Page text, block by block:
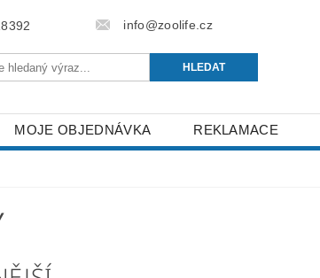
info@zoolife.cz
MOJE OBJEDNÁVKA REKLAMACE